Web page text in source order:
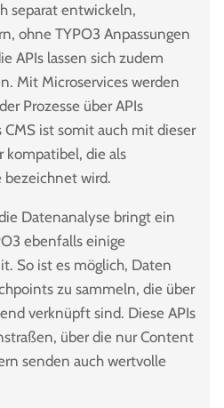
separat entwickeln,
ohne TYPO3 Anpassungen
APIs lassen sich zudem
Mit Microservices werden
Prozesse über APIs
CMS ist somit auch mit dieser
kompatibel, die als
bezeichnet wird.
Datenanalyse bringt ein
ebenfalls einige
So ist es möglich, Daten
zu sammeln, die über
verknüpft sind. Diese APIs
über die nur Content
senden auch wertvolle